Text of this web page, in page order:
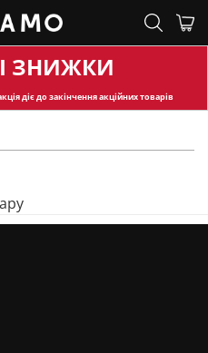
ЗНИЖКИ
діє до закінчення акційних товарів